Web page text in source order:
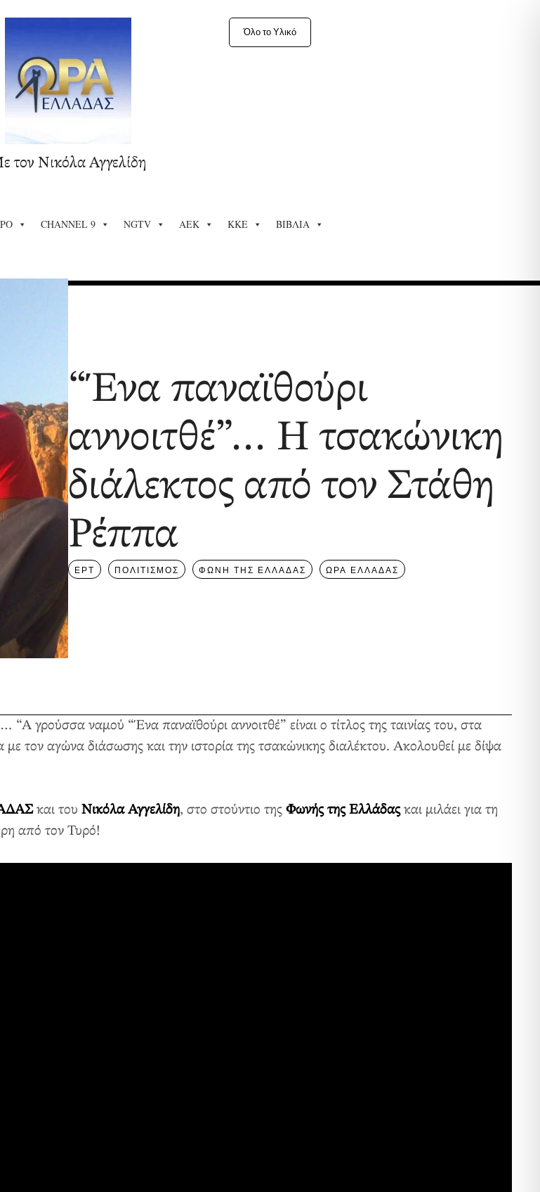
τον Νικόλα Αγγελίδη
Όλο το Υλικό
CHANNEL 9 NGTV ΑΕΚ ΚΚΕ ΒΙΒΛΙΑ
“Ένα παναϊθούρι
αννοιτθέ”… Η τσακώνικη
διάλεκτος από τον Στάθη
Ρέππα
ΕΡΤ ΠΟΛΙΤΙΣΜΟΣ ΦΩΝΗ ΤΗΣ ΕΛΛΑΔΑΣ ΩΡΑ ΕΛΛΑΔΑΣ
γρούσσα ναμού “Ένα παναϊθούρι αννοιτθέ” είναι ο τίτλος της ταινίας του, στα
τον αγώνα διάσωσης και την ιστορία της τσακώνικης διαλέκτου. Ακολουθεί με δίψα
και του Νικόλα Αγγελίδη, στο στούντιο της Φωνής της Ελλάδαςκαι μιλάει για τη
από τον Τυρό!